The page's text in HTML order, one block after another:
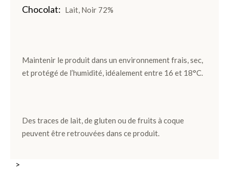
Noir
Lait
TOUS LES
>
Chocolat Lait, Noir 72%
Maintenir le produit dans un environnement frais, sec,
et protégé de l’humidité, idéalement entre 16 et 18°C.
Des traces de lait, de gluten ou de fruits à coque
peuvent être retrouvées dans ce produit.